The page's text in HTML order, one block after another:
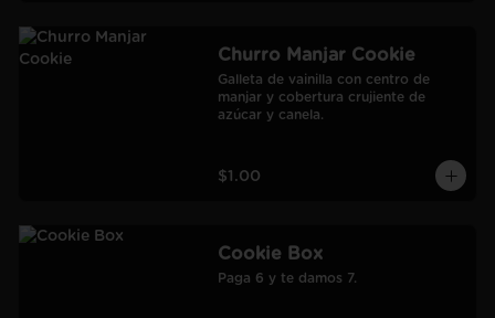
Churro Manjar Cookie
Galleta de vainilla con centro de
manjar y cobertura crujiente de
azúcar y canela.
$1.00
Cookie Box
Paga 6 y te damos 7.